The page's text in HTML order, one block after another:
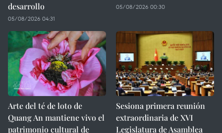
desarrollo
05/08/2026 04:31
05/08/2026 00:30
Arte del té de loto de
Quang An mantiene vivo el
patrimonio cultural de
Sesiona primera reunión
extraordinaria de XVI
Legislatura de Asamblea